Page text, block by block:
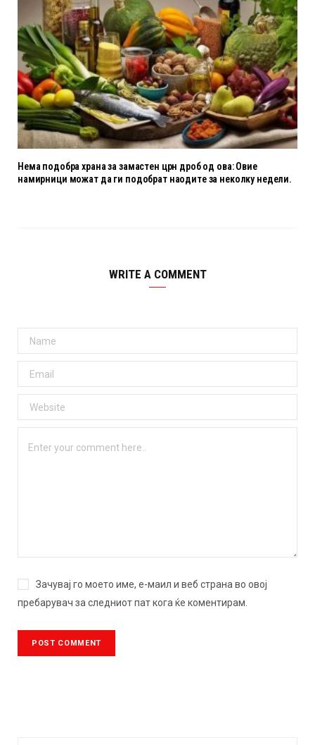
Нема подобра храна за замастен црн дроб од ова: Овие
намирници можат да ги подобрат наодите за неколку недели.
WRITE A COMMENT
Зачувај го моето име, е-маил и веб страна во овој
пребарувач за следниот пат кога ќе коментирам.